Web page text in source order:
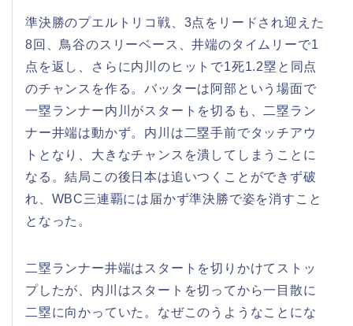
準決勝のプエルトリコ戦、3点をリードされ迎えた
8回、鳥谷のスリーベース、井端のタイムリーで1
点を返し、さらに内川のヒットで1死1.2塁と同点
のチャンスを作る。バッターは阿部という場面で
一塁ランナー内川がスタートを切るも、二塁ラン
ナー井端は動かず。内川は二塁手前でタッチアウ
トとなり、大きなチャンスを潰してしまうことに
なる。結局この後日本は追いつくことができず破
れ、WBC三連覇には届かず準決勝で姿を消すこと
となった。
二塁ランナー井端はスタートを切りかけてストッ
プしたが、内川はスタートを切ってから一目散に
二塁に向かっていた。なぜこのうようなことにな